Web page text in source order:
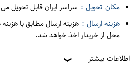
ف
ر
و
ش
مکان تحویل : سراسر ایران قابل تحویل
هزینه ارسال : هزینه ارسال مطابق با
محل از خریدار اخذ خواهد شد.
اطلاعات بیشتر ❯